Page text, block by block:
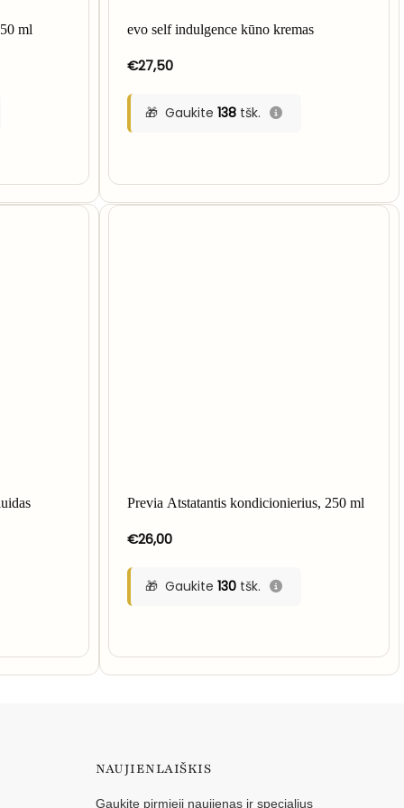
ml evo self indulgence kūno kremas
€27,50
Gaukite138 tšk.
Previa Atstatantis kondicionierius, 250 ml
€26,00
Gaukite130 tšk.
NAUJIENLAIŠKIS
Gaukite pirmieji naujienas ir specialius